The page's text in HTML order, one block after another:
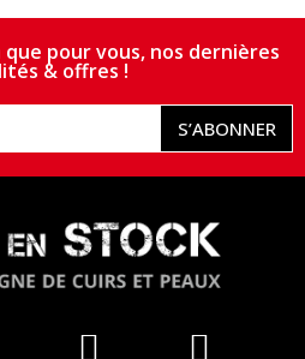
pour vous, nos dernières
& offres !
S’ABONNER